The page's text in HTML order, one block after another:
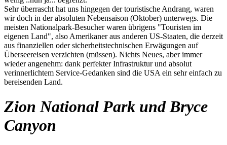
Sehr überrascht hat uns hingegen der touristische Andrang, waren
wir doch in der absoluten Nebensaison (Oktober) unterwegs. Die
meisten Nationalpark-Besucher waren übrigens "Touristen im
eigenen Land", also Amerikaner aus anderen US-Staaten, die derzeit
aus finanziellen oder sicherheitstechnischen Erwägungen auf
Überseereisen verzichten (müssen). Nichts Neues, aber immer
wieder angenehm: dank perfekter Infrastruktur und absolut
verinnerlichtem Service-Gedanken sind die USA ein sehr einfach zu
bereisenden Land.
Zion National Park und Bryce
Canyon